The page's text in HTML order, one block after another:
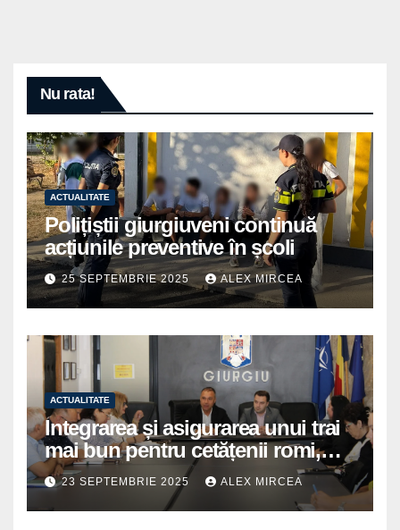
Nu rata!
ACTUALITATE
Polițiștii giurgiuveni continuă
acțiunile preventive în școli
25 SEPTEMBRIE 2025 ALEX MIRCEA
ACTUALITATE
Integrarea și asigurarea unui trai
mai bun pentru cetățenii romi,
prioritate pentru instituțiile
publice giurgiuvene
23 SEPTEMBRIE 2025 ALEX MIRCEA